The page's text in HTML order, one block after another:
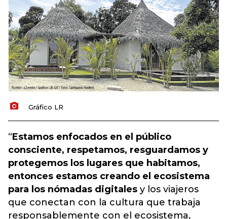
Gráfico LR
“Estamos enfocados en el público
consciente, respetamos, resguardamos y
protegemos los lugares que habitamos,
entonces estamos creando el ecosistema
para los nómadas digitales y los viajeros
que conectan con la cultura que trabaja
responsablemente con el ecosistema,